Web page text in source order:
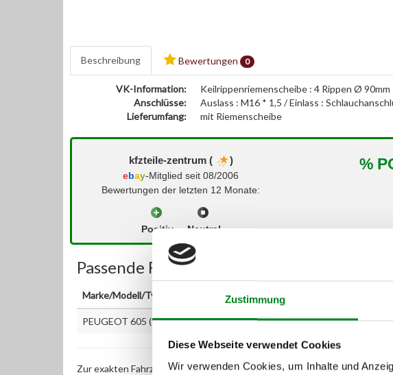
Zustimmung
Diese Webseite verwendet Cookies
Wir verwenden Cookies, um Inhalte und
Beschreibung Bewertungen 0
VK-Information:
Keilrippenriemenscheibe : 4 Rippen Ø 90mm
Anschlüsse:
Auslass : M16 * 1,5 / Einlass :
Lieferumfang:
mit Riemenscheibe
kfzteile-zentrum ( )
ebay-Mitglied seit 08/2006
Bewertungen der letzten 12 Monate:
Positiv Neutral
%
Passende Fahrzeuge:
Marke/Modell/Typ
PEUGEOT 605 (6B) 2.1 Turbo Diesel
Zur exakten Fahrzeug-Identifizierung können Sie auch unseren Support